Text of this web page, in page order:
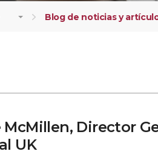
Blog de noticias y
McMillen, Director
UK